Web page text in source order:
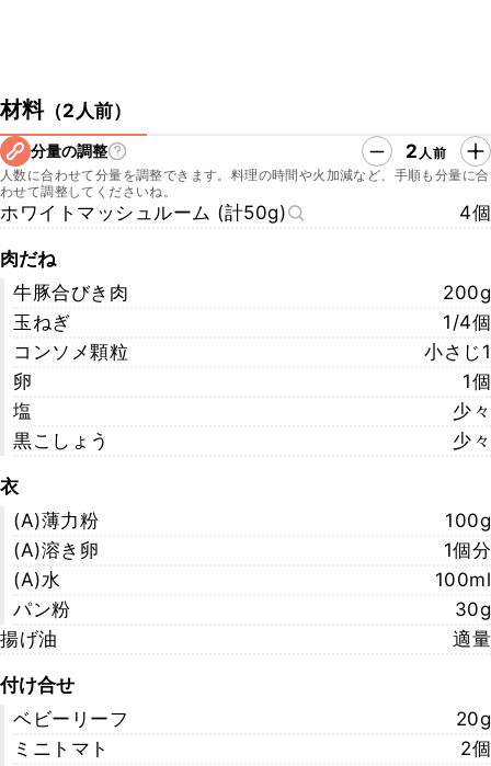
材料（2人前）
分量の調整 2 人前
人数に合わせて分量を調整できます。料理の時間や火加減など、手順も分量に合
わせて調整してくださいね。
ホワイトマッシュルーム (計50g) 4個
肉だね
牛豚合びき肉
200g
玉ねぎ
1/4個
コンソメ顆粒
小さじ1
卵
1個
塩
少々
黒こしょう
少々
衣
(A)薄力粉
100g
(A)溶き卵
1個分
(A)水
100ml
パン粉
30g
揚げ油
適量
付け合せ
ベビーリーフ
20g
ミニトマト
2個